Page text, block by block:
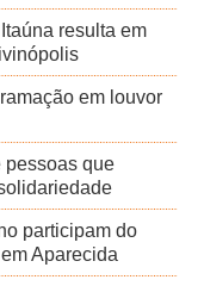
resulta em
em louvor
pessoas que
participam do
Aparecida